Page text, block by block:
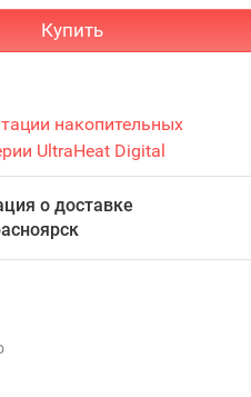
Купить
накопительных
UltraHeat Digital
о доставке